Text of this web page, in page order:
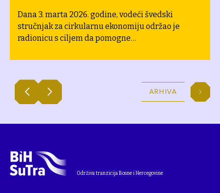
Dana 3. marta 2026. godine, vodeći švedski
stručnjak za cirkularnu ekonomiju održao je
radionicu s ciljem da pomogne
preduzećima u Bosni i Hercegovini da ubrzaju
projekat Održiva tranzicija Bosne i Hercegovine
(BiH SuTra), a dio je implementacije tranzicijskih
ARHIVA
Održiva tranzicija Bosne i Hercegovine